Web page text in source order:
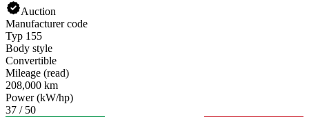
Auction
Manufacturer code
Typ 155
Body style
Convertible
Mileage (read)
208,000 km
Power (kW/hp)
37 / 50